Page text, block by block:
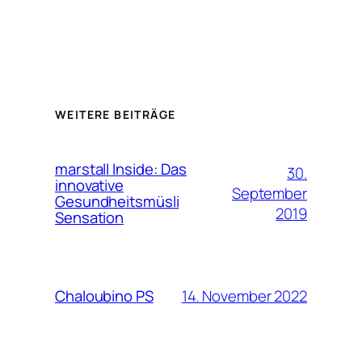
WEITERE BEITRÄGE
marstall Inside: Das
innovative
Gesundheitsmüsli
Sensation
30.
September
2019
Chaloubino PS 14. November 2022